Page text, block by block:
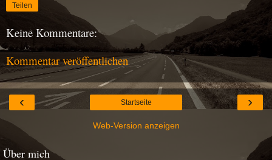
Teilen
Keine Kommentare:
Kommentar veröffentlichen
‹ ›
Startseite
Web-Version anzeigen
Über mich